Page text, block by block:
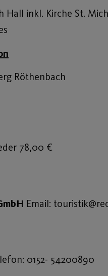
Hall inkl. Kirche St.
Röthenbach
78,00 €
Email:
0152- 54200890